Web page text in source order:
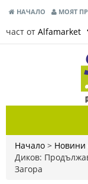
НАЧАЛО МОЯТ
част от Alfamarket
Начало > Новини
Диков:
Загора